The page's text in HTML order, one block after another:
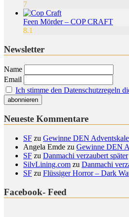
7
Feen Mörder – COP CRAFT
8.1
Newsletter
Name
Email
Ich stimme den Datenschutzregeln
Neueste Kommentare
SF zu Gewinne DEN
Angela Emde zu Gewinne DEN
SF zu Danmachi verzaubert später
SilvLining.com zu Danmachi
SF zu Flüssiger Horror – Dark
Facebook- Feed